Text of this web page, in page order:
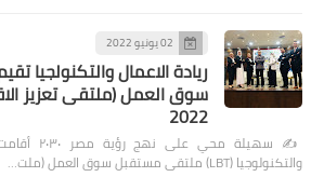
02 يونيو 2022
ريادة الاعمال والتكنولجيا
سوق العمل (ملتقى تعزيز
2022
✍️ سهيلة
والتكنولوجيا (LBT) ملتقى مستقبل سوق العمل (ملت…